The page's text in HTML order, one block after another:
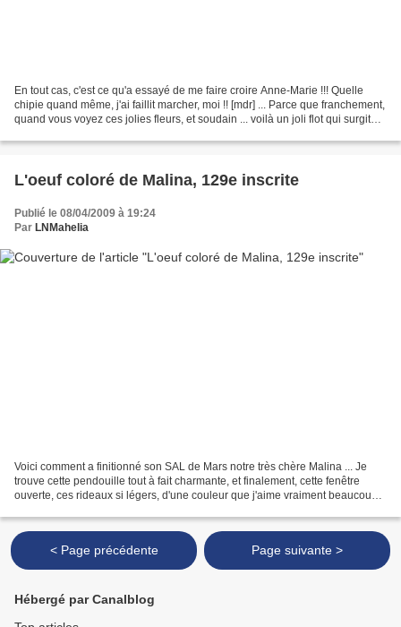
En tout cas, c'est ce qu'a essayé de me faire croire Anne-Marie !!! Quelle
chipie quand même, j'ai faillit marcher, moi !! [mdr] ... Parce que franchement,
quand vous voyez ces jolies fleurs, et soudain ... voilà un joli flot qui surgit
L'oeuf coloré de Malina, 129e inscrite
Publié le 08/04/2009 à 19:24
Par LNMahelia
Voici comment a finitionné son SAL de Mars notre très chère Malina ... Je
trouve cette pendouille tout à fait charmante, et finalement, cette fenêtre
ouverte, ces rideaux si légers, d'une couleur que j'aime vraiment beaucoup
< Page précédente Page suivante >
Hébergé par Canalblog